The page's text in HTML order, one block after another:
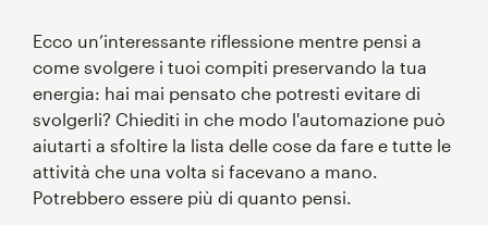
Ecco un’interessante riflessione mentre pensi a
come svolgere i tuoi compiti preservando la tua
energia: hai mai pensato che potresti evitare di
svolgerli? Chiediti in che modo l'automazione può
aiutarti a sfoltire la lista delle cose da fare e tutte le
attività che una volta si facevano a mano.
Potrebbero essere più di quanto pensi.